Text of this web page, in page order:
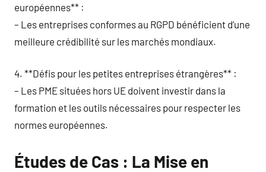
européennes** :
– Les entreprises conformes au RGPD bénéficient d’une
meilleure crédibilité sur les marchés mondiaux.
4. **Défis pour les petites entreprises étrangères** :
– Les PME situées hors UE doivent investir dans la
formation et les outils nécessaires pour respecter les
normes européennes.
Études de Cas : La Mise en